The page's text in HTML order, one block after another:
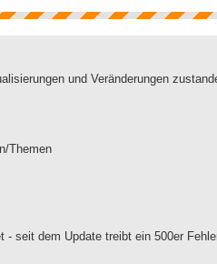
und Veränderungen
Themen
seit dem Update treibt ein 500er